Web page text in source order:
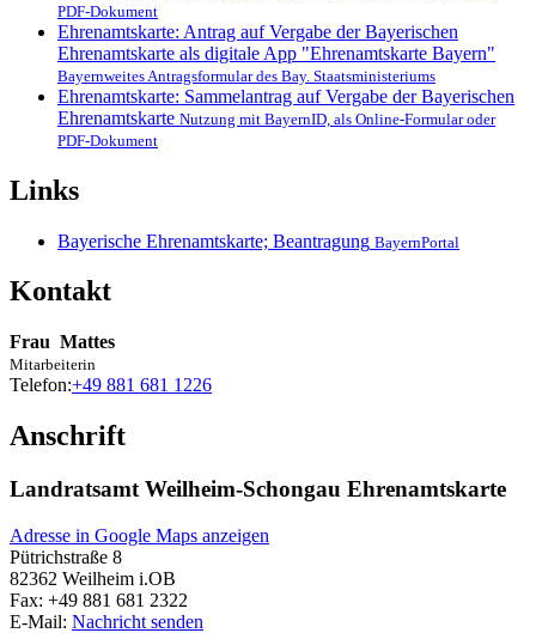
PDF-Dokument
Ehrenamtskarte: Antrag auf Vergabe der Bayerischen
Ehrenamtskarte als digitale App "Ehrenamtskarte Bayern"
Bayernweites Antragsformular des Bay. Staatsministeriums
Ehrenamtskarte: Sammelantrag auf Vergabe der Bayerischen
Ehrenamtskarte Nutzung mit BayernID, als Online-Formular oder
PDF-Dokument
Links
Bayerische Ehrenamtskarte; Beantragung BayernPortal
Kontakt
Frau Mattes
Mitarbeiterin
Telefon:+49 881 681 1226
Anschrift
Landratsamt Weilheim-Schongau Ehrenamtskarte
Adresse in Google Maps anzeigen
Pütrichstraße 8
82362 Weilheim i.OB
Fax: +49 881 681 2322
E-Mail: Nachricht senden